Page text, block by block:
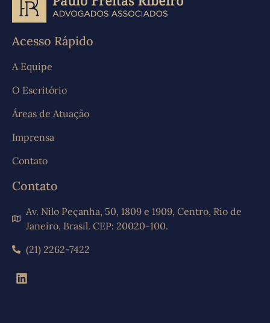
Acesso Rápido
A Equipe
O Escritório
Áreas de Atuação
Imprensa
Contato
Contato
Av. Nilo Peçanha, 50, 1809 e 1909, Centro, Rio de
Janeiro, Brasil. CEP: 20020-100.
(21) 2262-7422